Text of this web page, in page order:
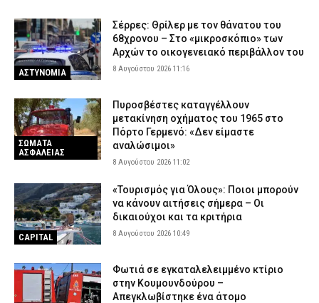
ΑΣΤΥΝΟΜΙΑ
Σέρρες: Θρίλερ με τον θάνατου του
68χρονου – Στο «μικροσκόπιο» των
Αρχών το οικογενειακό περιβάλλον του
8 Αυγούστου 2026 11:16
ΣΩΜΑΤΑ
ΑΣΦΑΛΕΙΑΣ
Πυροσβέστες καταγγέλλουν
μετακίνηση οχήματος του 1965 στο
Πόρτο Γερμενό: «Δεν είμαστε
αναλώσιμοι»
8 Αυγούστου 2026 11:02
CAPITAL
«Τουρισμός για Όλους»: Ποιοι μπορούν
να κάνουν αιτήσεις σήμερα – Οι
δικαιούχοι και τα κριτήρια
8 Αυγούστου 2026 10:49
Φωτιά σε εγκαταλελειμμένο κτίριο
στην Κουμουνδούρου –
Απεγκλωβίστηκε ένα άτομο